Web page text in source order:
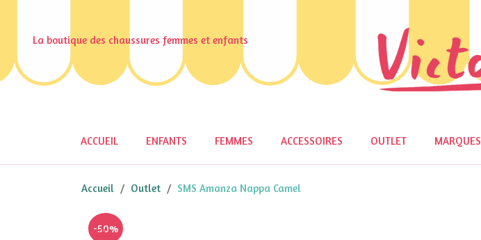
La boutique des chaussures femmes et enfants
ACCUEIL ENFANTS FEMMES ACCESSOIRES OUTLET MARQUES
Accueil Outlet SMS Amanza Nappa Camel
-50%